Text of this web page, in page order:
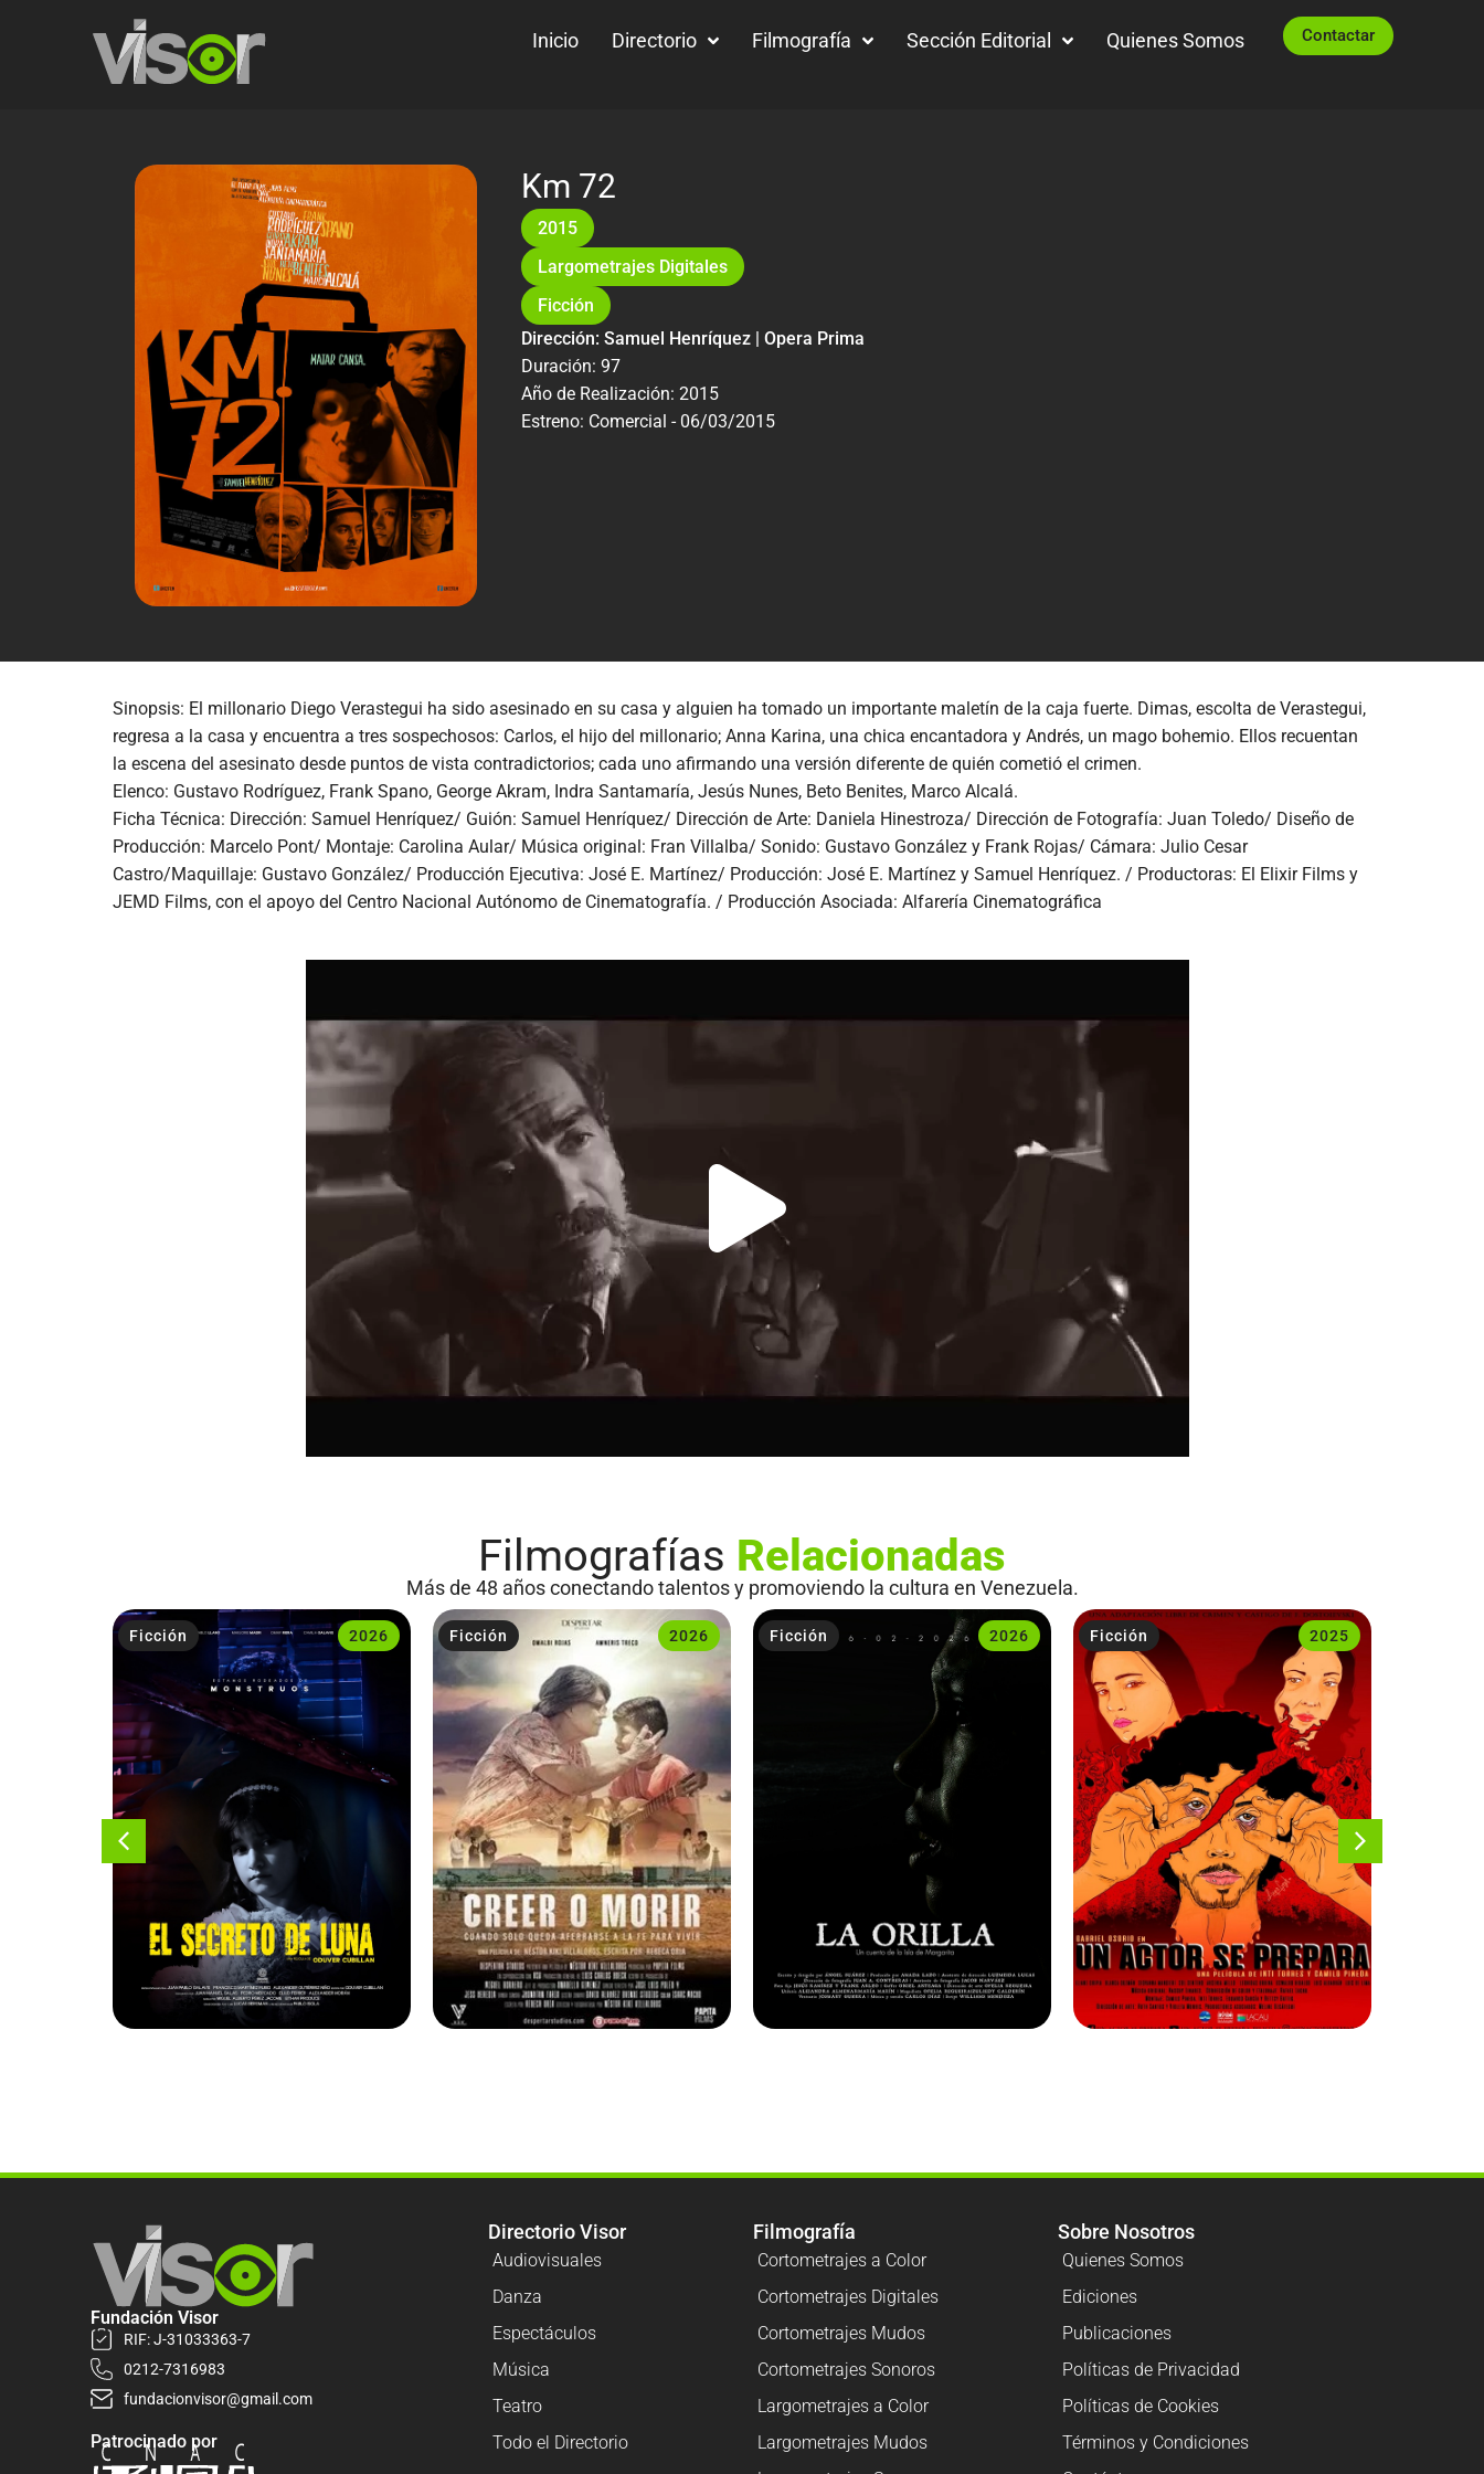
Inicio Directorio Filmografía Sección Editorial Quienes Somos Contactar
Km 72
2015
Largometrajes Digitales
Ficción
Dirección: Samuel Henríquez | Opera Prima
Duración: 97
Año de Realización: 2015
Estreno: Comercial - 06/03/2015
Sinopsis: El millonario Diego Verastegui ha sido asesinado en su casa y alguien ha tomado un importante maletín de la caja fuerte. Dimas, escolta de Verastegui,
regresa a la casa y encuentra a tres sospechosos: Carlos, el hijo del millonario; Anna Karina, una chica encantadora y Andrés, un mago bohemio. Ellos recuentan
la escena del asesinato desde puntos de vista contradictorios; cada uno afirmando una versión diferente de quién cometió el crimen.
Elenco: Gustavo Rodríguez, Frank Spano, George Akram, Indra Santamaría, Jesús Nunes, Beto Benites, Marco Alcalá.
Ficha Técnica: Dirección: Samuel Henríquez/ Guión: Samuel Henríquez/ Dirección de Arte: Daniela Hinestroza/ Dirección de Fotografía: Juan Toledo/ Diseño de
Producción: Marcelo Pont/ Montaje: Carolina Aular/ Música original: Fran Villalba/ Sonido: Gustavo González y Frank Rojas/ Cámara: Julio Cesar
Castro/Maquillaje: Gustavo González/ Producción Ejecutiva: José E. Martínez/ Producción: José E. Martínez y Samuel Henríquez. / Productoras: El Elixir Films y
JEMD Films, con el apoyo del Centro Nacional Autónomo de Cinematografía. / Producción Asociada: Alfarería Cinematográfica
Filmografías Relacionadas
Más de 48 años conectando talentos y promoviendo la cultura en Venezuela.
2026
Ficción 2026
Ficción 2026
Ficción 2025
Ficción
Fundación Visor
RIF: J-31033363-7
0212-7316983
fundacionvisor@gmail.com
Patrocinado por
Directorio Visor
Audiovisuales
Danza
Espectáculos
Música
Teatro
Todo el Directorio
Filmografía
Cortometrajes a Color
Cortometrajes Digitales
Cortometrajes Mudos
Cortometrajes Sonoros
Largometrajes a Color
Largometrajes Mudos
Sobre Nosotros
Quienes Somos
Ediciones
Publicaciones
Políticas de Privacidad
Políticas de Cookies
Términos y Condiciones